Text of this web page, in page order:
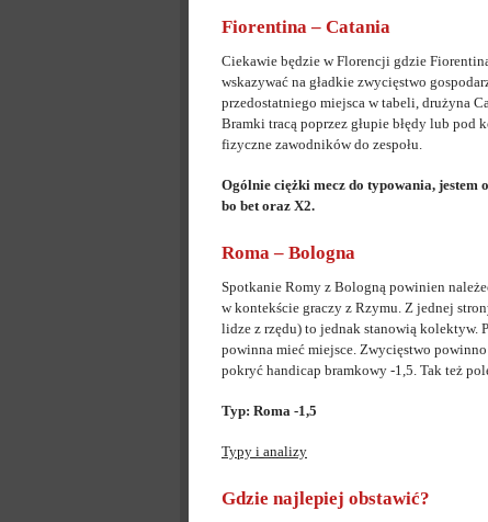
Fiorentina – Catania
Ciekawie będzie w Florencji gdzie
wskazywać na gładkie zwycięstwo
przedostatniego miejsca w tabeli, drużyna
Bramki tracą poprzez głupie błędy lub
fizyczne zawodników do zespołu.
Ogólnie ciężki mecz do typowania,
bo bet oraz X2.
Roma – Bologna
Spotkanie Romy z Bologną powinien
w kontekście graczy z Rzymu. Z jednej
lidze z rzędu) to jednak stanowią kolektyw.
powinna mieć miejsce. Zwycięstwo
pokryć handicap bramkowy -1,5. Tak też
Typ: Roma -1,5
Typy i analizy
Gdzie najlepiej obstawić?